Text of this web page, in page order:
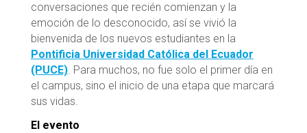
conversaciones que recién comienzan y la
emoción de lo desconocido, así se vivió la
bienvenida de los nuevos estudiantes en la
Pontificia Universidad Católica del Ecuador
(PUCE). Para muchos, no fue solo el primer día en
el campus, sino el inicio de una etapa que marcará
sus vidas.
El evento